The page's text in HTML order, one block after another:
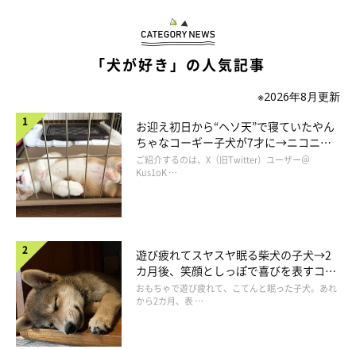
「犬が好き」の人気記事
※2026年8月更新
お迎え初日から“ヘソ天”で寝ていたやん
ちゃなコーギー子犬が7才に→ニコニ
コ“コーギースマイル”が魅力のコに成
長！
ご紹介するのは、X（旧Twitter）ユーザー＠
Kus1oK …
遊び疲れてスヤスヤ眠る柴犬の子犬→2
カ月後、笑顔としっぽで喜びを表すコに
成長！
おもちゃで遊び疲れて、こてんと眠った子犬。あれ
から2カ月、表 …